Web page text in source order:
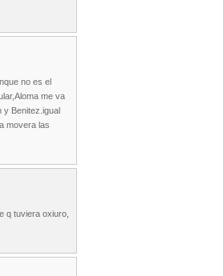
no es el
me va
y Benitez.igual
movera las
q tuviera oxiuro,